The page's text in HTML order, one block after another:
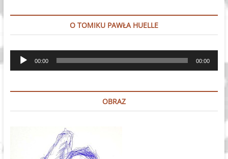
O TOMIKU PAWŁA HUELLE
Odtwarzacz
plików
00:00 00:00
OBRAZ